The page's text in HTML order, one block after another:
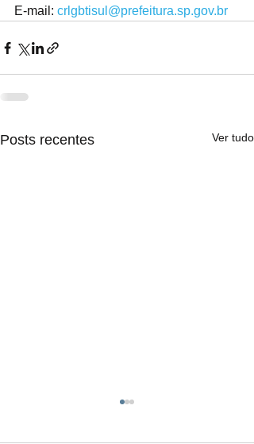
E-mail: crlgbtisul@prefeitura.sp.gov.br
Posts recentes Ver tudo